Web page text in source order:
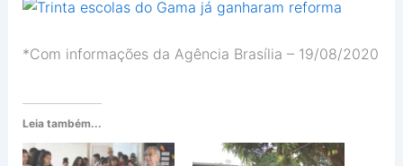
*Com informações da Agência Brasília – 19/08/2020
Leia também...